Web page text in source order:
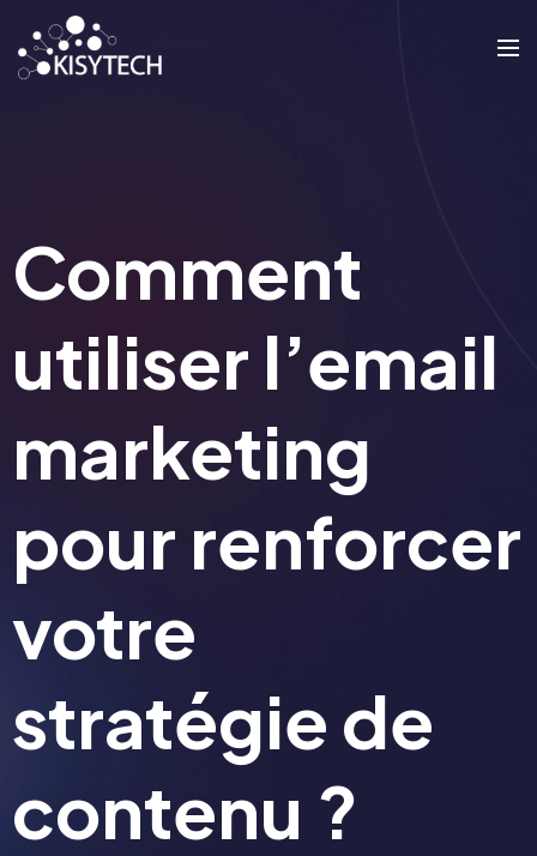
Comment
utiliser l’email
marketing
pour renforcer
votre
stratégie de
contenu ?